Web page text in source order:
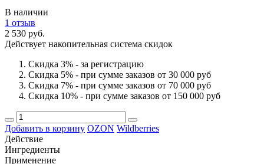
В наличии
1 отзыв
2 530 руб.
Действует накопительная система скидок
Скидка 3% - за регистрацию
Скидка 5% - при сумме заказов от 30 000 руб
Скидка 7% - при сумме заказов от 70 000 руб
Скидка 10% - при сумме заказов от 150 000 руб
Добавить в корзину OZON Wildberries
Действие
Ингредиенты
Применение